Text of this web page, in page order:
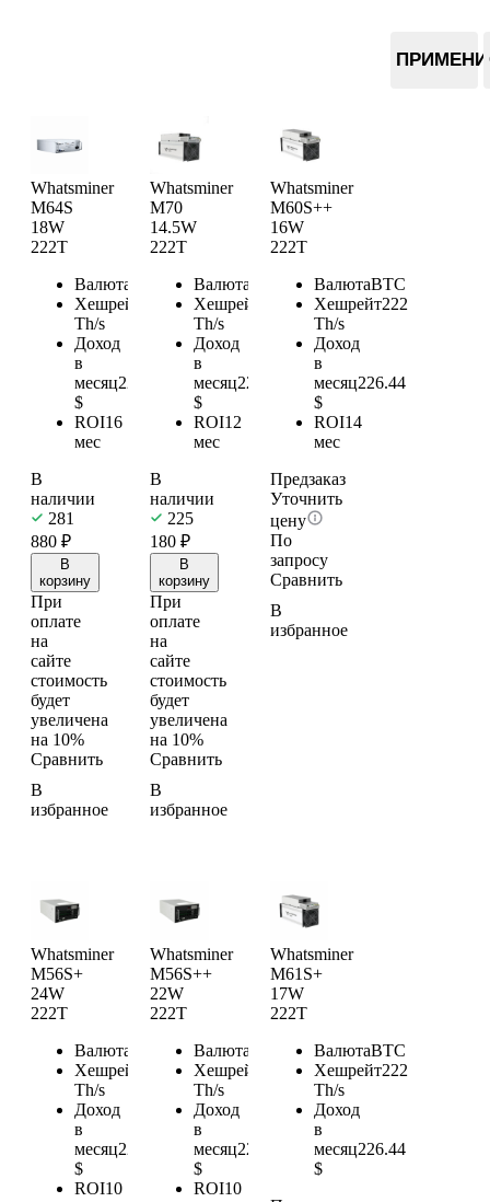
Whatsminer
M64S
18W
222T
Валюта
Хешрейт
Th/s
Доход
в
месяц226.44
$
ROI16
мес
В
наличии
281
880 ₽
В
корзину
При
оплате
на
сайте
стоимость
будет
увеличена
на 10%
Сравнить
В
избранное
Whatsminer
M70
14.5W
222T
Валюта
Хешрейт
Th/s
Доход
в
месяц226.44
$
ROI12
мес
В
наличии
225
180₽
В
корзину
При
оплате
на
сайте
стоимость
будет
увеличена
на 10%
Сравнить
В
избранное
Whatsminer
M60S++
16W
222T
ВалютаBTC
Хешрейт222
Th/s
Доход
в
месяц226.44
$
ROI14
мес
Предзаказ
Уточнить
цену
По
запросу
Сравнить
В
избранное
Whatsminer
M56S+
24W
222T
Валюта
Хешрейт
Th/s
Доход
в
месяц226.44
$
ROI10
Whatsminer
M56S++
22W
222T
Валюта
Хешрейт
Th/s
Доход
в
месяц226.44
$
ROI10
Whatsminer
M61S+
17W
222T
ВалютаBTC
Хешрейт222
Th/s
Доход
в
месяц226.44
$